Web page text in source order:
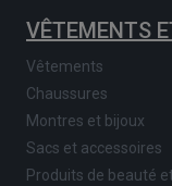
VÊTEMENTS
Vêtements
Chaussures
Montres et bijoux
Sacs et accessoires
Produits de beauté